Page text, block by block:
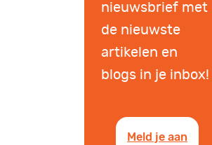
nieuwsbrief met
de nieuwste
artikelen en
blogs in je inbox!
Meld je aan